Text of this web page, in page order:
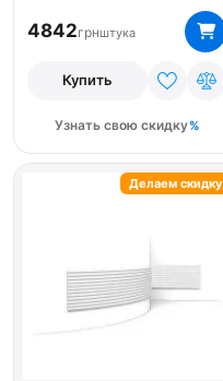
4842грнштука
Купить
Узнать свою скидку
Делаем скидку